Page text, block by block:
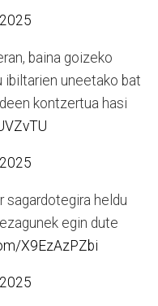
baina goizeko
ibiltarien uneetako bat
kontzertua hasi
sagardotegira heldu
egin dute
X9EzAzPZbi